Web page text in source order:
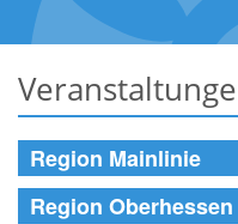
Region Mainlinie
Region Oberhessen